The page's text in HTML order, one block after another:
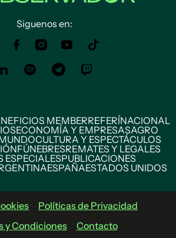
Siguenos en:
MEMBERREFERÍNACIONAL
ECONOMÍA Y EMPRESASAGRO
CULTURA Y ESPECTÁCULOS
FÚNEBRESREMATES Y LEGALES
ESPECIALESPUBLICACIONES
ESPAÑAESTADOS UNIDOS
Políticas de Privacidad
y Condiciones
Contacto